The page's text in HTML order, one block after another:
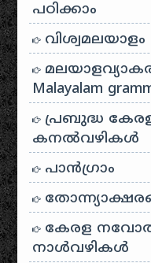
പഠിക്കാം
വിശ്വമലയാളം
Malayalam
പ്രബുദ്ധ
കനൽവഴികൾ
പാന്‍ഗ്രാം
കേരള
നാൾവഴികൾ